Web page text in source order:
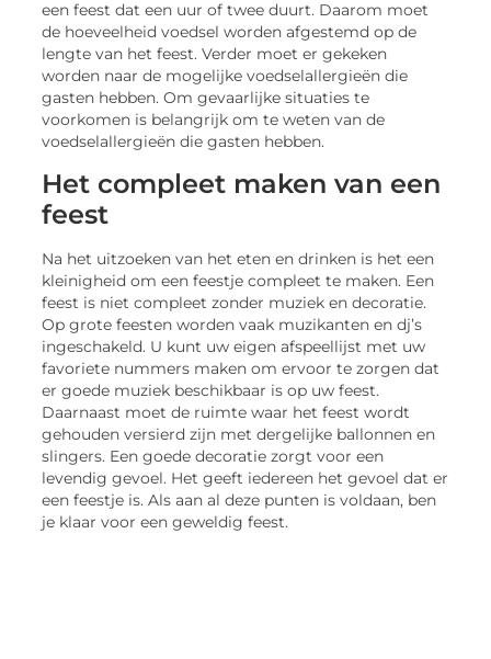
een feest dat een uur of twee duurt. Daarom moet
de hoeveelheid voedsel worden afgestemd op de
lengte van het feest. Verder moet er gekeken
worden naar de mogelijke voedselallergieën die
gasten hebben. Om gevaarlijke situaties te
voorkomen is belangrijk om te weten van de
voedselallergieën die gasten hebben.
Het compleet maken van een
feest
Na het uitzoeken van het eten en drinken is het een
kleinigheid om een ​​feestje compleet te maken. Een
feest is niet compleet zonder muziek en decoratie.
Op grote feesten worden vaak muzikanten en dj’s
ingeschakeld. U kunt uw eigen afspeellijst met uw
favoriete nummers maken om ervoor te zorgen dat
er goede muziek beschikbaar is op uw feest.
Daarnaast moet de ruimte waar het feest wordt
gehouden versierd zijn met dergelijke ballonnen en
slingers. Een goede decoratie zorgt voor een
levendig gevoel. Het geeft iedereen het gevoel dat er
een feestje is. Als aan al deze punten is voldaan, ben
je klaar voor een geweldig feest.